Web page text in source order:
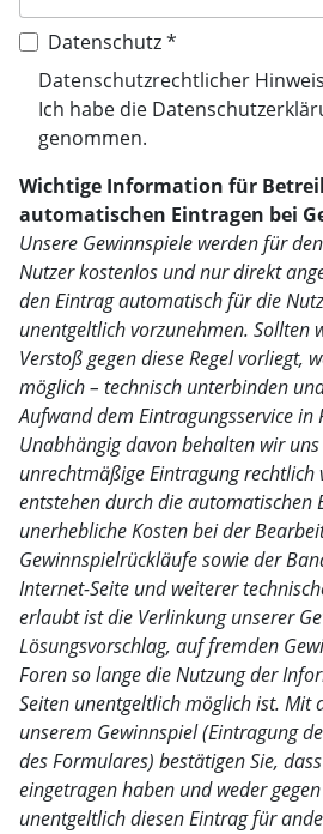
Datenschutz *
Datenschutzrechtlicher
Ich habe die
genommen.
Wichtige Information für
automatischen Eintragen bei
Unsere Gewinnspiele werden für
Nutzer kostenlos und nur direkt
den Eintrag automatisch für die
unentgeltlich vorzunehmen. Sollten
Verstoß gegen diese Regel vorliegt,
möglich – technisch unterbinden
Aufwand dem Eintragungsservice in
Unabhängig davon behalten wir
unrechtmäßige Eintragung rechtlich
entstehen durch die automatischen
unerhebliche Kosten bei der
Gewinnspielrückläufe sowie der
Internet-Seite und weiterer
erlaubt ist die Verlinkung unserer
Lösungsvorschlag, auf fremden
Foren so lange die Nutzung der
Seiten unentgeltlich möglich ist. Mit
unserem Gewinnspiel (Eintragung
des Formulares) bestätigen Sie,
eingetragen haben und weder
unentgeltlich diesen Eintrag für